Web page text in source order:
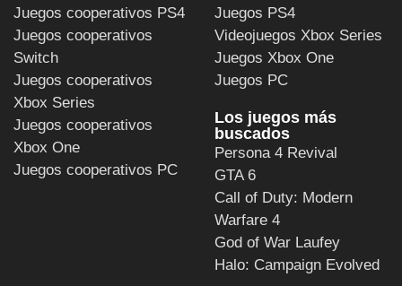
Juegos cooperativos PS4
Juegos cooperativos
Switch
Juegos cooperativos
Xbox Series
Juegos cooperativos
Xbox One
Juegos cooperativos PC
Juegos PS4
Videojuegos Xbox Series
Juegos Xbox One
Juegos PC
Los juegos más
buscados
Persona 4 Revival
GTA 6
Call of Duty: Modern
Warfare 4
God of War Laufey
Halo: Campaign Evolved